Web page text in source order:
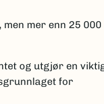
mer enn 25 000
og utgjør en
for